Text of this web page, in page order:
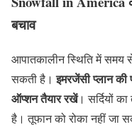
बचाव
आपातकालीन स्थिति में समय
सकती है।इमरजेंसी प्लान
ऑप्शन तैयार रखें। सर्दियों
है। तूफान को रोका नहीं जा